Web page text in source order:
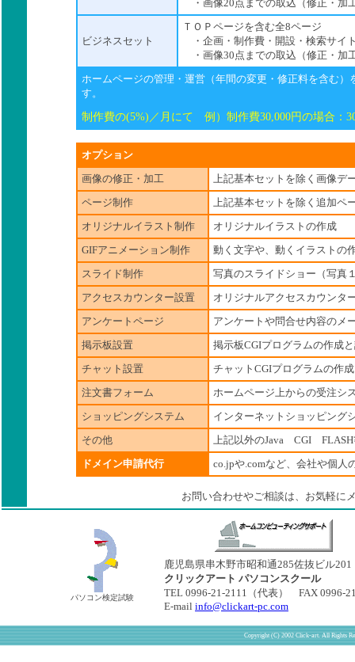
・画像20点までの取込（修正・加
ビジネスセット
ＴＯＰページを含む全8ページ
・企画・制作費・開設・検索サイ
・画像30点までの取込（修正・加
ホームページの管理・運営（年間の変更・修正料を含む
す。
制作費の(5%) ／月にて 例）制作費30,000円の場合：
オプション
画像の修正・加工
上記基本セットを除く画像デ
ページ制作
上記基本セットを除く追加ペ
オリジナルイラスト制作
オリジナルイラストの作成
GIFアニメーション制作
動く文字や、動くイラストの
スライド制作
写真のスライドショー（写真
アクセスカウンター設置
オリジナルアクセスカウンタ
アンケートページ
アンケートや問合せ内容のメ
掲示板設置
掲示板CGIプログラムの作成
チャット設置
チャットCGIプログラムの作
注文書フォーム
ホームページ上からの受注シ
ショッピングシステム
インターネットショッピング
その他
上記以外のJava CGI FLASH
ドメイン申請代行
co.jpや.comなど、会社や個人
お問い合わせやご相談は、お気軽に
パソコン検定試験
鹿児島県串木野市昭和通285佐抜ビル201
クリックアート パソコンスクール
TEL 0996-21-2111（代表） FAX 0996-
E-mail info@clickart-pc.com
Copyright (C) 2002 Click-art. All Rights